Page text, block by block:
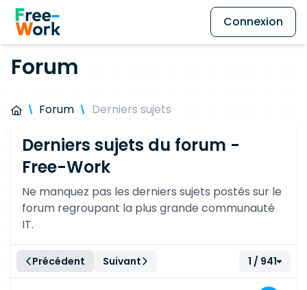
Connexion
Forum
Forum Derniers sujets
Derniers sujets du forum -
Free-Work
Ne manquez pas les derniers sujets postés sur le
forum regroupant la plus grande communauté
IT.
Précédent Suivant 1 / 941